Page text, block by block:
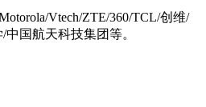
Vtech/ZTE/360/TCL/创维/
国航天科技集团等。